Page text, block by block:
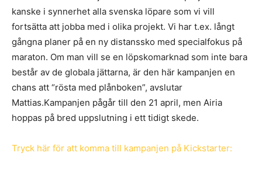
kanske i synnerhet alla svenska löpare som vi vill
fortsätta att jobba med i olika projekt. Vi har t.ex. långt
gångna planer på en ny distanssko med specialfokus på
maraton. Om man vill se en löpskomarknad som inte bara
består av de globala jättarna, är den här kampanjen en
chans att “rösta med plånboken”, avslutar
Mattias.Kampanjen pågår till den 21 april, men Airia
hoppas på bred uppslutning i ett tidigt skede.
Tryck här för att komma till kampanjen på Kickstarter: